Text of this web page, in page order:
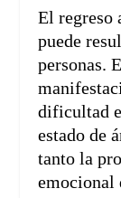
El regreso
puede
personas.
dificultad
estado de
tanto la
emocional